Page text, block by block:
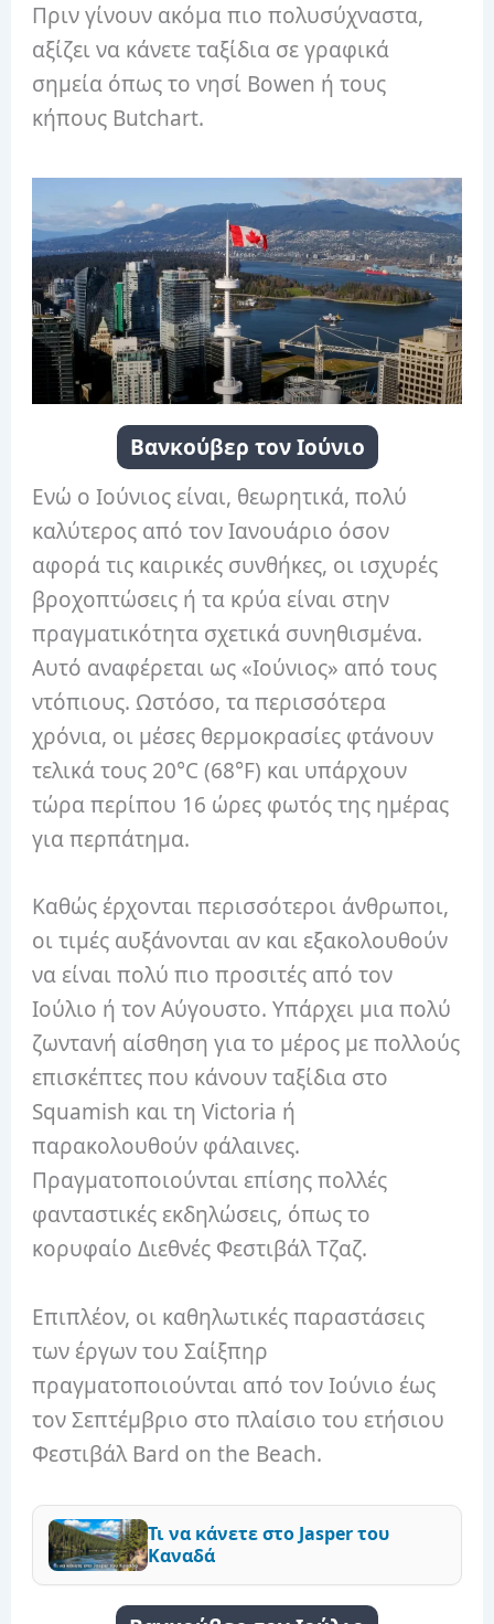
Πριν γίνουν ακόμα πιο πολυσύχναστα,
αξίζει να κάνετε ταξίδια σε γραφικά
σημεία όπως το νησί Bowen ή τους
κήπους Butchart.
Βανκούβερ τον Ιούνιο
Ενώ ο Ιούνιος είναι, θεωρητικά, πολύ
καλύτερος από τον Ιανουάριο όσον
αφορά τις καιρικές συνθήκες, οι ισχυρές
βροχοπτώσεις ή τα κρύα είναι στην
πραγματικότητα σχετικά συνηθισμένα.
Αυτό αναφέρεται ως «Ιούνιος» από τους
ντόπιους. Ωστόσο, τα περισσότερα
χρόνια, οι μέσες θερμοκρασίες φτάνουν
τελικά τους 20°C (68°F) και υπάρχουν
τώρα περίπου 16 ώρες φωτός της ημέρας
για περπάτημα.
Καθώς έρχονται περισσότεροι άνθρωποι,
οι τιμές αυξάνονται αν και εξακολουθούν
να είναι πολύ πιο προσιτές από τον
Ιούλιο ή τον Αύγουστο. Υπάρχει μια πολύ
ζωντανή αίσθηση για το μέρος με πολλούς
επισκέπτες που κάνουν ταξίδια στο
Squamish και τη Victoria ή
παρακολουθούν φάλαινες.
Πραγματοποιούνται επίσης πολλές
φανταστικές εκδηλώσεις, όπως το
κορυφαίο Διεθνές Φεστιβάλ Τζαζ.
Επιπλέον, οι καθηλωτικές παραστάσεις
των έργων του Σαίξπηρ
πραγματοποιούνται από τον Ιούνιο έως
τον Σεπτέμβριο στο πλαίσιο του ετήσιου
Φεστιβάλ Bard on the Beach.
Τι να κάνετε στο Jasper του
Καναδά